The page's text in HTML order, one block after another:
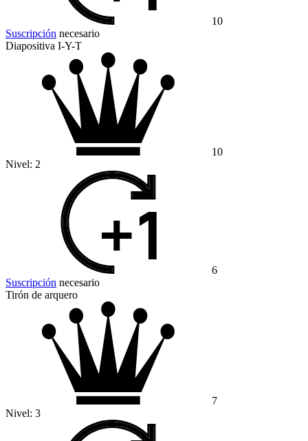
10
Suscripción necesario
Diapositiva I-Y-T
10
Nivel: 2
6
Suscripción necesario
Tirón de arquero
7
Nivel: 3